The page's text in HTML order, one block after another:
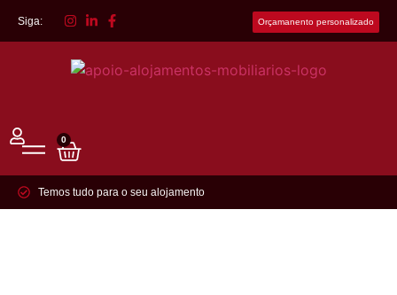
Siga: Orçamanento personalizado
0
Temos tudo para o seu alojamento